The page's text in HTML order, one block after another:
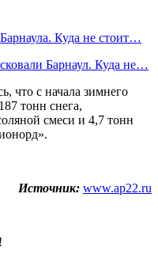
Куда не стоит…
Барнаул. Куда не…
что с начала зимнего
тонн снега,
смеси и 4,7 тонн
Источник: www.ap22.ru